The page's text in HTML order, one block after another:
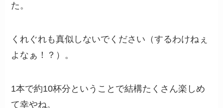
た。
くれぐれも真似しないでください（するわけねぇ
よなぁ！？）。
1本で約10杯分ということで結構たくさん楽しめ
て幸やね。